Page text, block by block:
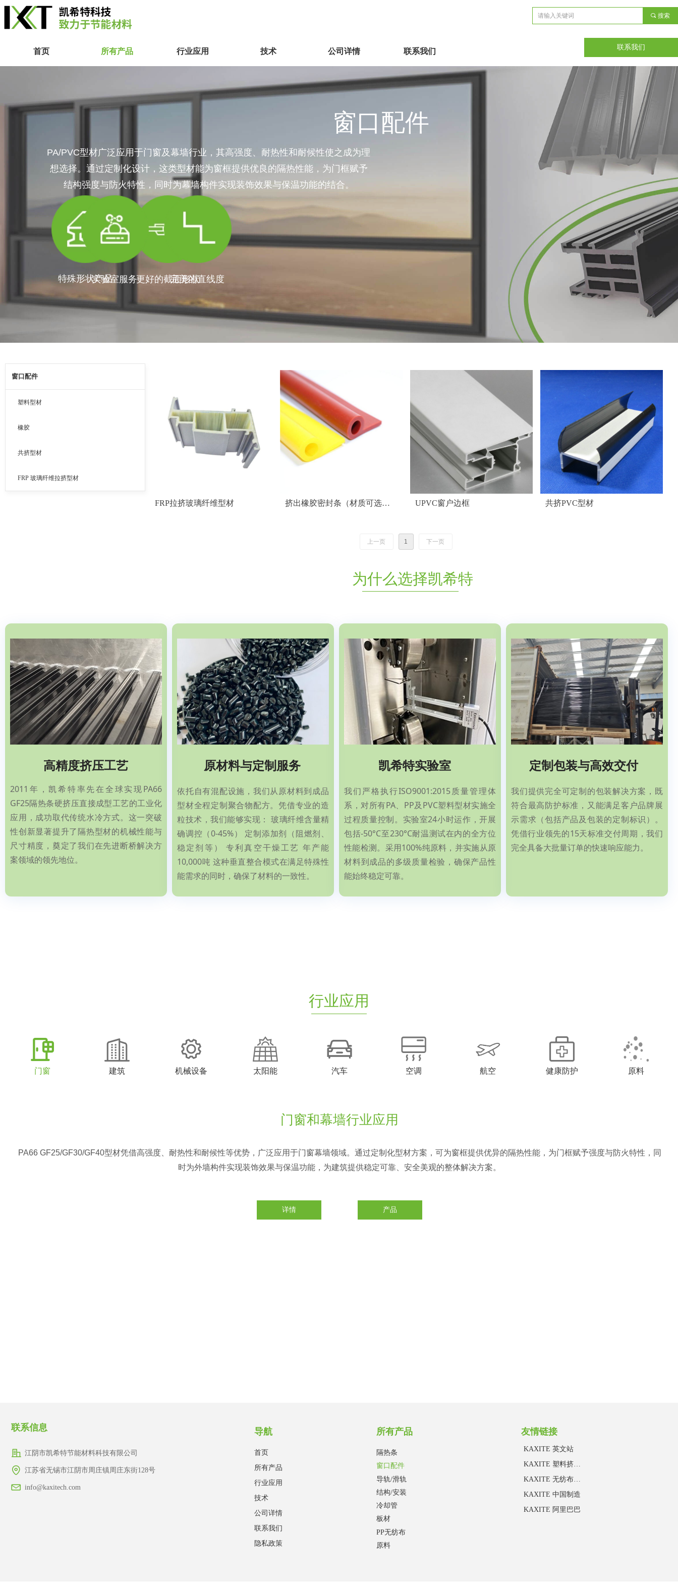
首页 所有产品 行业应用 技术 公司详情 联系我们
끠 搜索
联系我们
窗口配件
PA/PVC型材广泛应用于门窗及幕墙行业，其高强度、耐热性和耐候性使之成为理
想选择。通过定制化设计，这类型材能为窗框提供优良的隔热性能，为门框赋予
结构强度与防火特性，同时为幕墙构件实现装饰效果与保温功能的结合。
特殊形状产品 更好的截面形状
实验室服务 完美的直线度
窗口配件
塑料型材
橡胶
共挤型材
FRP 玻璃纤维拉挤型材
FRP拉挤玻璃纤维型材
挤出橡胶密封条（材质可选
UPVC窗户边框 共挤PVC型材
上一页 1 下一页
为什么选择凯希特
高精度挤压工艺
2011年，凯希特率先在全球实现PA66
GF25隔热条硬挤压直接成型工艺的工业化
应用，成功取代传统水冷方式。这一突破
性创新显著提升了隔热型材的机械性能与
尺寸精度，奠定了我们在先进断桥解决方
案领域的领先地位。
原材料与定制服务
依托自有混配设施，我们从原材料到成品
型材全程定制聚合物配方。凭借专业的造
粒技术，我们能够实现： 玻璃纤维含量精
确调控（0-45%） 定制添加剂（阻燃剂、
稳定剂等） 专利真空干燥工艺 年产能
10,000吨 这种垂直整合模式在满足特殊性
能需求的同时，确保了材料的一致性。
凯希特实验室
我们严格执行ISO9001:2015质量管理体
系，对所有PA、PP及PVC塑料型材实施全
过程质量控制。实验室24小时运作，开展
包括-50°C至230°C耐温测试在内的全方位
性能检测。采用100%纯原料，并实施从原
材料到成品的多级质量检验，确保产品性
能始终稳定可靠。
定制包装与高效交付
我们提供完全可定制的包装解决方案，既
符合最高防护标准，又能满足客户品牌展
示需求（包括产品及包装的定制标识）。
凭借行业领先的15天标准交付周期，我们
完全具备大批量订单的快速响应能力。
行业应用
门窗 建筑 机械设备 太阳能 汽车 空调 航空 健康防护 原料
门窗和幕墙行业应用
PA66 GF25/GF30/GF40型材凭借高强度、耐热性和耐候性等优势，广泛应用于门窗幕墙领域。通过定制化型材方案，可为窗框提供优异的隔热性能，为门框赋予强度与防火特性，同
时为外墙构件实现装饰效果与保温功能，为建筑提供稳定可靠、安全美观的整体解决方案。
详情 产品
江阴市凯希特节能材料科技有限公司
江苏省无锡市江阴市周庄镇周庄东街128号
info@kaxitech.com
联系信息 导航
首页
所有产品
行业应用
技术
公司详情
联系我们
隐私政策
所有产品
隔热条
窗口配件
导轨/滑轨
结构/安装
冷却管
板材
PP无纺布
原料
友情链接
KAXITE 英文站
KAXITE 塑料挤出事业部
KAXITE 无纺布事业部
KAXITE 中国制造
KAXITE 阿里巴巴